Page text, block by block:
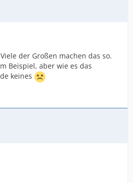
der Großen machen das so.
Beispiel, aber wie es das
keines